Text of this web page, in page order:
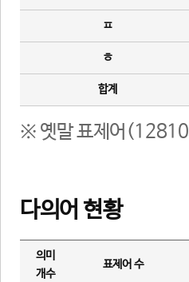
ㅍ
ㅎ
합계
※ 옛말 표제어(12810
다의어 현황
의미
개수
표제어 수